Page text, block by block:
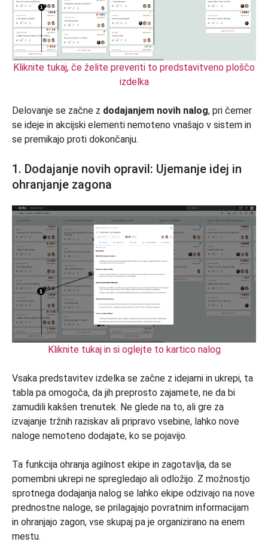
Kliknite tukaj, če želite preveriti to predstavitveno ploščo
izdelka
Delovanje se začne z dodajanjem novih nalog, pri čemer
se ideje in akcijski elementi nemoteno vnašajo v sistem in
se premikajo proti dokončanju.
1. Dodajanje novih opravil: Ujemanje idej in
ohranjanje zagona
Kliknite tukaj in si oglejte to kartico nalog
Vsaka predstavitev izdelka se začne z idejami in ukrepi, ta
tabla pa omogoča, da jih preprosto zajamete, ne da bi
zamudili kakšen trenutek. Ne glede na to, ali gre za
izvajanje tržnih raziskav ali pripravo vsebine, lahko nove
naloge nemoteno dodajate, ko se pojavijo.
Ta funkcija ohranja agilnost ekipe in zagotavlja, da se
pomembni ukrepi ne spregledajo ali odložijo. Z možnostjo
sprotnega dodajanja nalog se lahko ekipe odzivajo na nove
prednostne naloge, se prilagajajo povratnim informacijam
in ohranjajo zagon, vse skupaj pa je organizirano na enem
mestu.